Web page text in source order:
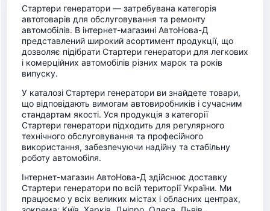
Стартери генератори — затребувана категорія
автотоварів для обслуговування та ремонту
автомобілів. В інтернет-магазині АвтоНова-Д
представлений широкий асортимент продукції, що
дозволяє підібрати Стартери генератори для легкових
і комерційних автомобілів різних марок та років
випуску.
У каталозі Стартери генератори ви знайдете товари,
що відповідають вимогам автовиробників і сучасним
стандартам якості. Уся продукція з категорії
Стартери генератори підходить для регулярного
технічного обслуговування та професійного
використання, забезпечуючи надійну та стабільну
роботу автомобіля.
Інтернет-магазин АвтоНова-Д здійснює доставку
Стартери генератори по всій території України. Ми
працюємо у всіх великих містах і обласних центрах,